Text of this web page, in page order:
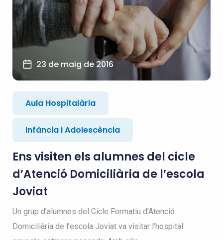
23 de maig de 2016
Aula Hospitalària
Infància i Adolescència
Ens visiten els alumnes del cicle
d’Atenció Domiciliària de l’escola
Joviat
Un grup d’alumnes del Cicle Formatiu d’Atenció
Domiciliària de l’escola Joviat va visitar l’hospital